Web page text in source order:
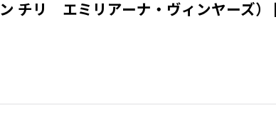
チリ エミリアーナ・ヴィンヤーズ）